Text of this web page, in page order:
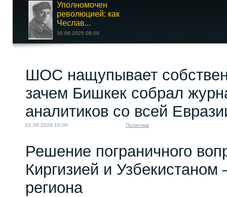
Уполномочен
революцией: как
Чеслав...
30.06.2025 08:00
Казахстане:
"Задержанный за...
04.04.2022 19:08
ШОС нащупывает
зачем Бишкек собрал
аналитиков со всей
01.08.2026 16:00 Политика
Решение пограничного
Киргизией и Узбекистаном
региона